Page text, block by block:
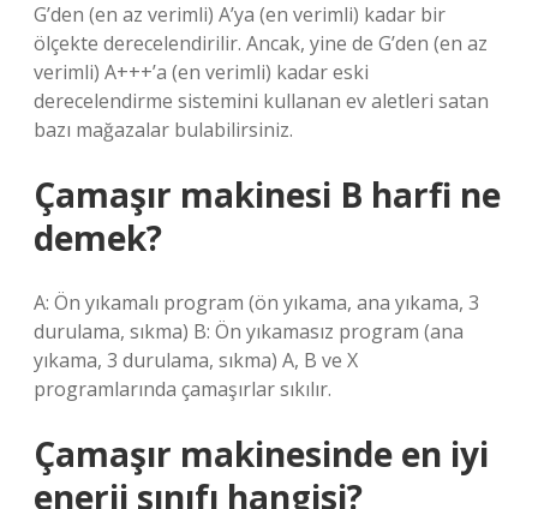
G’den (en az verimli) A’ya (en verimli) kadar bir
ölçekte derecelendirilir. Ancak, yine de G’den (en az
verimli) A+++’a (en verimli) kadar eski
derecelendirme sistemini kullanan ev aletleri satan
bazı mağazalar bulabilirsiniz.
Çamaşır makinesi B harfi ne
demek?
A: Ön yıkamalı program (ön yıkama, ana yıkama, 3
durulama, sıkma) B: Ön yıkamasız program (ana
yıkama, 3 durulama, sıkma) A, B ve X
programlarında çamaşırlar sıkılır.
Çamaşır makinesinde en iyi
enerji sınıfı hangisi?